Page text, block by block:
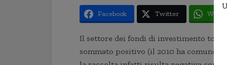
Facebook Twitter
Il settore dei fondi di investimento
sommato positivo (il 2010 ha